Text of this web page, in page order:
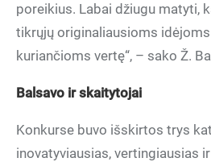
poreikius. Labai džiugu matyti,
tikrųjų originaliausioms
kuriančioms vertę“, – sako Ž.
Balsavo ir skaitytojai
Konkurse buvo išskirtos trys
inovatyviausias, vertingiausias